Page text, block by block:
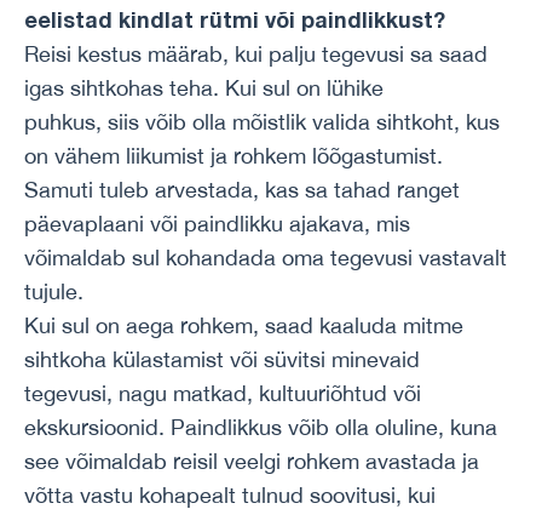
eelistad kindlat rütmi või paindlikkust?
Reisi kestus määrab, kui palju tegevusi sa saad
igas sihtkohas teha. Kui sul on lühike
puhkus, siis võib olla mõistlik valida sihtkoht, kus
on vähem liikumist ja rohkem lõõgastumist.
Samuti tuleb arvestada, kas sa tahad ranget
päevaplaani või paindlikku ajakava, mis
võimaldab sul kohandada oma tegevusi vastavalt
tujule.
Kui sul on aega rohkem, saad kaaluda mitme
sihtkoha külastamist või süvitsi minevaid
tegevusi, nagu matkad, kultuuriõhtud või
ekskursioonid. Paindlikkus võib olla oluline, kuna
see võimaldab reisil veelgi rohkem avastada ja
võtta vastu kohapealt tulnud soovitusi, kui